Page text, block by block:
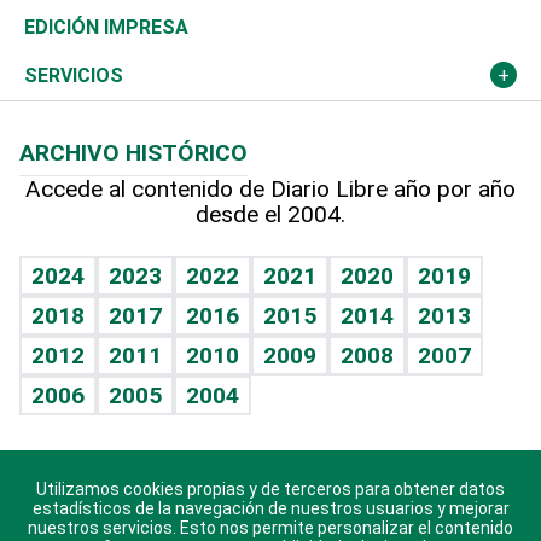
Caribe
Resto del mundo
Global y variable
Economía personal
Novedades
Podcast Arte Libre
Hablando con el pediatra
Vida y familia
Eñe
Celebrando la vida
Sin complejos
En pocas palabras
Escuchando al corazón
Olimpismo
Más deportes
Línea de hit
TBT Deportivo
Noticiero Poteleche
Columnistas
Más firmas
Martes de tecnología
Cambio climático
Deportes
Opinión
Hecho en casa
Guía del dinero
EDICIÓN IMPRESA
SERVICIOS
Cumpleaños
Horóscopos
Crucigramas
ARCHIVO HISTÓRICO
Accede al contenido de Diario Libre año por año
desde el 2004.
2024 2023 2022 2021 2020
2019
2018
2017 2016 2015 2014
2013
2012
2011 2010 2009 2008
2007
2006
2005 2004
Descarga nuestras aplicaciones para Android, iOS y
sistema Huawei.
Utilizamos cookies propias y de terceros para obtener datos
estadísticos de la navegación de nuestros usuarios y mejorar
nuestros servicios. Esto nos permite personalizar el contenido